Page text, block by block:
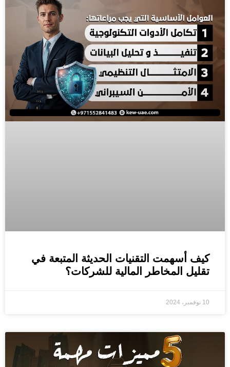
كيف أسهمت التقنيات الحديثة المتبعة في
تقليل المخاطر المالية للشركات؟
10 نوفمبر، 2024